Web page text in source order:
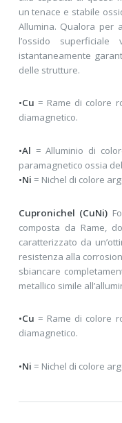
un tenace e stabile
Allumina. Qualora per
l’ossido
istantaneamente
delle strutture.
•Cu = Rame di colore
diamagnetico.
•Al = Alluminio di
paramagnetico ossia
•Ni = Nichel di colore
Cupronichel (CuNi)
composta da Rame,
caratterizzato da
resistenza alla
sbiancare
metallico simile
•Cu = Rame di colore
diamagnetico.
•Ni = Nichel di colore